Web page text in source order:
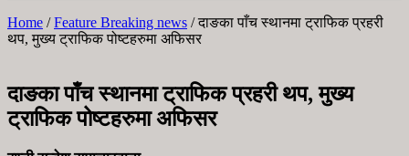
Home /Feature Breaking news /दाङका पाँच स्थानमा ट्राफिक प्रहरी
थप, मुख्य ट्राफिक पोष्टहरुमा अफिसर
दाङका पाँच स्थानमा ट्राफिक प्रहरी थप, मुख्य
ट्राफिक पोष्टहरुमा अफिसर